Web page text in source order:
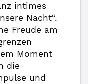
intimes
Nacht“.
Freude am
Moment
die
und